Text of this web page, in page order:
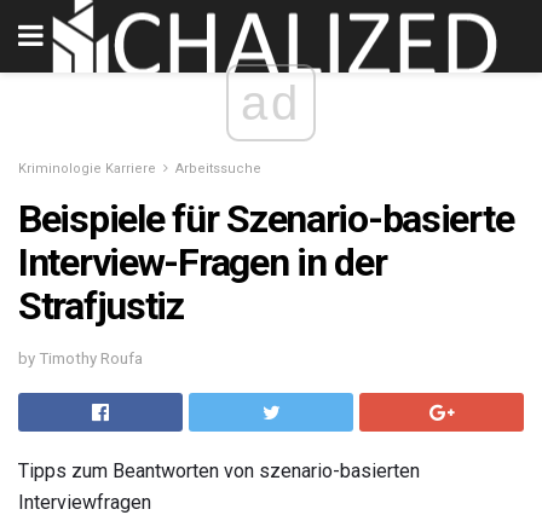
ad
Kriminologie Karriere Arbeitssuche
Beispiele für Szenario-basierte
Interview-Fragen in der
Strafjustiz
by Timothy Roufa
Tipps zum Beantworten von szenario-basierten
Interviewfragen